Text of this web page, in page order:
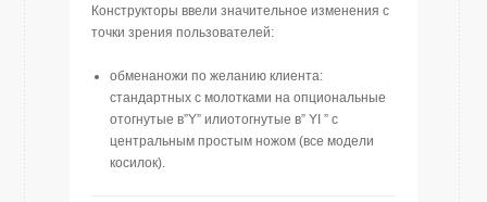
Конструкторы ввели значительное изменения с
точки зрения пользователей:
обменаножи по желанию клиента:
стандартных с молотками на опциональные
отогнутые в”Y” илиотогнутые в” YI ” с
центральным простым ножом (все модели
косилок).